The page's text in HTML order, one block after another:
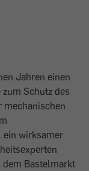
Jahren einen
Schutz des
mechanischen
ein wirksamer
dem Bastelmarkt